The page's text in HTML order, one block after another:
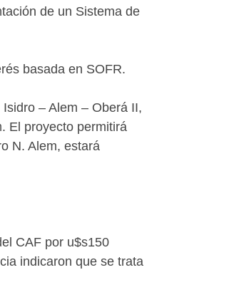
de un Sistema de
basada en SOFR.
– Alem – Oberá II,
El proyecto permitirá
N. Alem, estará
CAF por u$s150
indicaron que se trata